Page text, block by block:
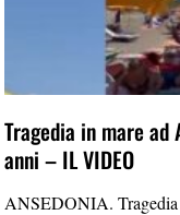
Tragedia in mare ad
anni – IL VIDEO
ANSEDONIA. Tragedia